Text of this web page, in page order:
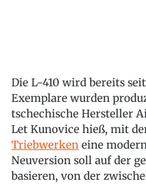
Die L-410 wird bereits
Exemplare wurden
tschechische Hersteller
Let Kunovice hieß, mit
Triebwerken eine
Neuversion soll auf der
basieren, von der